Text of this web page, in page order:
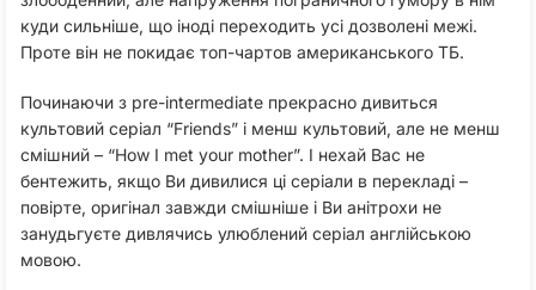
куди сильніше, що іноді переходить усі дозволені межі.
Проте він не покидає топ-чартов американського ТБ.
Починаючи з pre-intermediate прекрасно дивиться
культовий серіал “Friends” і менш культовий, але не менш
смішний – “How I met your mother”. І нехай Вас не
бентежить, якщо Ви дивилися ці серіали в перекладі –
повірте, оригінал завжди смішніше і Ви анітрохи не
занудьгуєте дивлячись улюблений серіал англійською
мовою.